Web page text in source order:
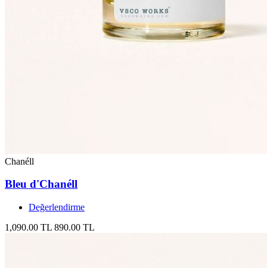
Chanéll
Bleu d'Chanéll
Değerlendirme
1,090.00 TL 890.00 TL